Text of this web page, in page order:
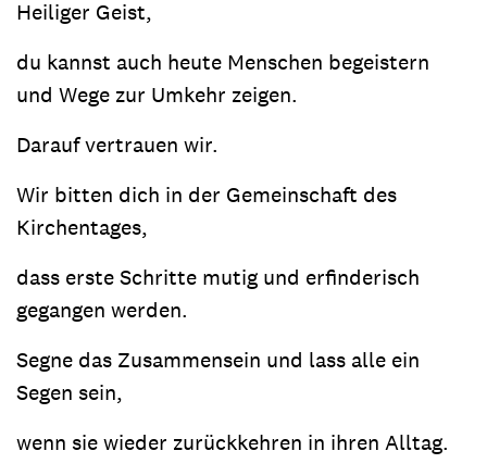
Heiliger Geist,
du kannst auch heute Menschen begeistern
und Wege zur Umkehr zeigen.
Darauf vertrauen wir.
Wir bitten dich in der Gemeinschaft des
Kirchentages,
dass erste Schritte mutig und erfinderisch
gegangen werden.
Segne das Zusammensein und lass alle ein
Segen sein,
wenn sie wieder zurückkehren in ihren Alltag.